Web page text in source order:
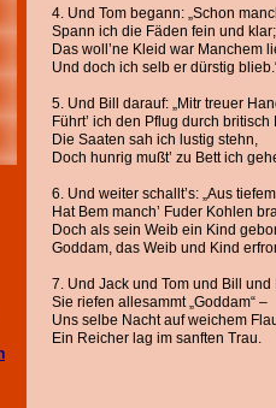
4. Und Tom begann: „Schon
Spann ich die Fäden fein und klar;
Das woll’ne Kleid war Manchem
Und doch ich selb er dürstig
5. Und Bill darauf: „Mitr treuer
Führt’ ich den Pflug durch britisch
Die Saaten sah ich lustig stehn,
Doch hunrig mußt’ zu Bett ich
6. Und weiter schallt’s: „Aus
Hat Bem manch’ Fuder Kohlen
Doch als sein Weib ein Kind
Goddam, das Weib und Kind
7. Und Jack und Tom und Bill und
Sie riefen allesammt „Goddam“ –
Uns selbe Nacht auf weichem
Ein Reicher lag im sanften Trau.